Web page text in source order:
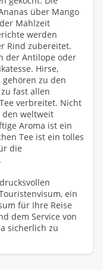
über Mango
Mahlzeit
werden
Rind zubereitet.
der Antilope oder
Hirse,
zu den
fast allen
verbreitet. Nicht
den weltweit
Aroma ist ein
Tee ist ein tolles
die
ein
für Ihre Reise
dem Service von
sicherlich zu